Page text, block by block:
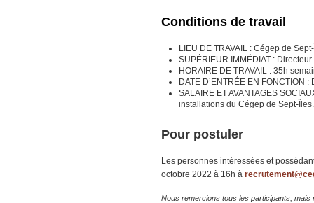
Conditions de travail
LIEU DE TRAVAIL : Cégep de
SUPÉRIEUR IMMÉDIAT : Directeur
HORAIRE DE TRAVAIL : 35h
DATE D’ENTRÉE EN FONCTION
SALAIRE ET AVANTAGES
installations du Cégep de Sept-Îles.
Pour postuler
Les personnes intéressées et
octobre 2022 à 16h à
Nous remercions tous les participants,